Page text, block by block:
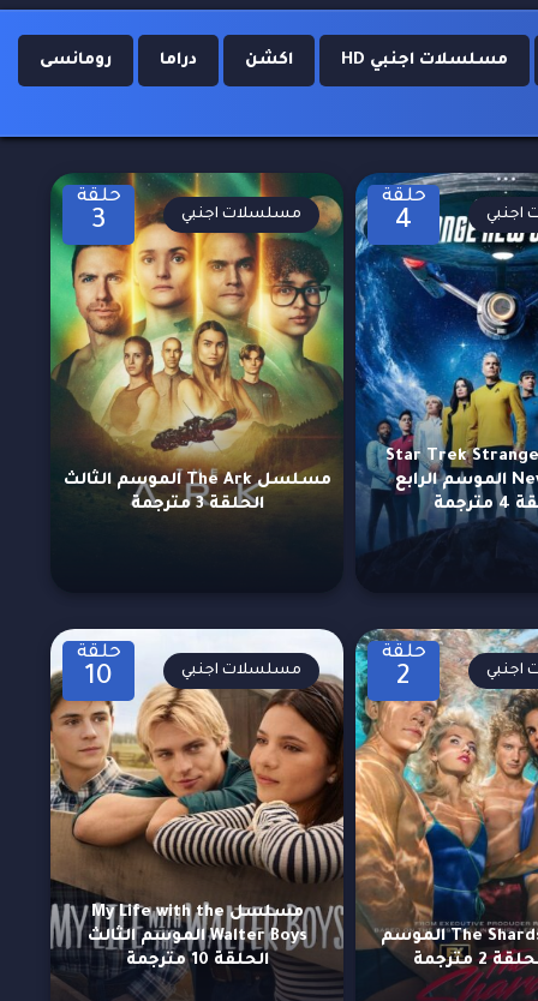
مسلسلات اجنبي HD اكشن دراما رومانسى
حلقة
4
مسلسل Star Trek Strange
New Worlds الموسم الرابع
اجنبي
حلقة
3
مسلسل The Ark الموسم الثالث
الحلقة 3 مترجمة
مسلسلات اجنبي
حلقة
2
مسلسل The Shards الموسم
2 مترجمة
اجنبي
حلقة
10
مسلسل My Life with the
Walter Boys الموسم الثالث
الحلقة 10 مترجمة
مسلسلات اجنبي